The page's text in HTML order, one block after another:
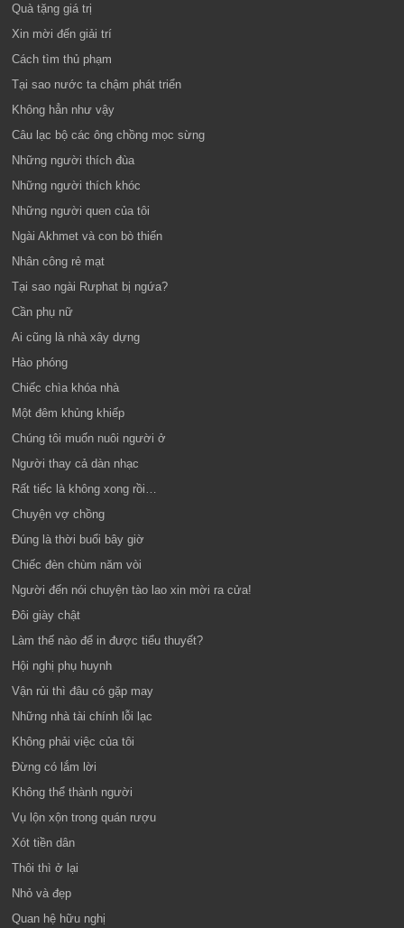
Quà tặng giá trị
Xin mời đến giải trí
Cách tìm thủ phạm
Tại sao nước ta chậm phát triển
Không hẳn như vậy
Câu lạc bộ các ông chồng mọc sừng
Những người thích đùa
Những người thích khóc
Những người quen của tôi
Ngài Akhmet và con bò thiến
Nhân công rẻ mạt
Tại sao ngài Rưphat bị ngứa?
Cần phụ nữ
Ai cũng là nhà xây dựng
Hào phóng
Chiếc chìa khóa nhà
Một đêm khủng khiếp
Chúng tôi muốn nuôi người ở
Người thay cả dàn nhạc
Rất tiếc là không xong rồi…
Chuyện vợ chồng
Đúng là thời buổi bây giờ
Chiếc đèn chùm năm vòi
Người đến nói chuyện tào lao xin mời ra cửa!
Đôi giày chật
Làm thế nào để in được tiểu thuyết?
Hội nghị phụ huynh
Vận rủi thì đâu có gặp may
Những nhà tài chính lỗi lạc
Không phải việc của tôi
Đừng có lắm lời
Không thể thành người
Vụ lộn xộn trong quán rượu
Xót tiền dân
Thôi thì ở lại
Nhỏ và đẹp
Quan hệ hữu nghị